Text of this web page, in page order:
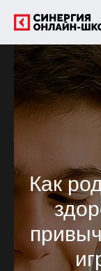
Как